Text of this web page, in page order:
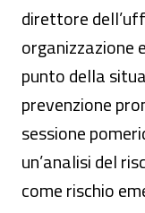
direttore
punto della
prevenzione
sessione
un’analisi del
come rischio